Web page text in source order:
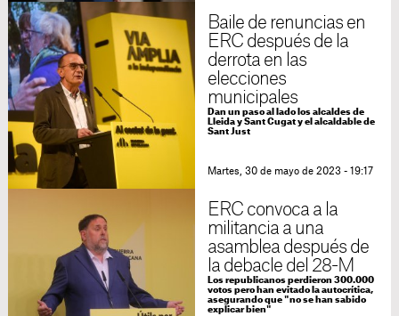
Baile de renuncias en
ERC después de la
derrota en las
elecciones
municipales
Dan un paso al lado los alcaldes de
Lleida y Sant Cugat y el alcaldable de
Sant Just
Martes, 30 de mayo de 2023 - 19:17
ERC convoca a la
militancia a una
asamblea después de
la debacle del 28-M
Los republicanos perdieron 300.000
votos pero han evitado la autocrítica,
asegurando que "no se han sabido
explicar bien"